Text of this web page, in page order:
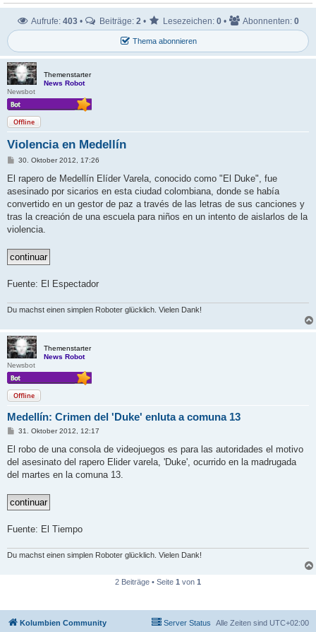
Thema abonnieren
Aufrufe: 403 • Beiträge: 2 • Lesezeichen: 0 • Abonnenten: 0
Themenstarter
News Robot
Newsbot
Offline
Violencia en Medellín
B
r
a
30. Oktober 2012, 17:26
El rapero de Medellín Elíder Varela, conocido como "El Duke", fue
asesinado por sicarios en esta ciudad colombiana, donde se había
convertido en un gestor de paz a través de las letras de sus canciones y
tras la creación de una escuela para niños en un intento de aislarlos de la
violencia.
Fuente: El Espectador
Du machst einen simplen Roboter glücklich. Vielen Dank!
Themenstarter
News Robot
Newsbot
Offline
Medellín: Crimen del 'Duke' enluta a comuna 13
B
r
a
31. Oktober 2012, 12:17
El robo de una consola de videojuegos es para las autoridades el motivo
del asesinato del rapero Elider varela, 'Duke', ocurrido en la madrugada
del martes en la comuna 13.
Fuente: El Tiempo
Du machst einen simplen Roboter glücklich. Vielen Dank!
2 Beiträge • Seite 1 von 1
Kolumbien Community Alle Zeiten sind UTC+02:00
Server Status